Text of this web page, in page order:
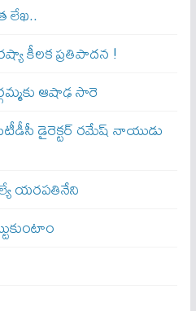
లేఖ..
కీలక ప్రతిపాదన !
ఆషాఢ సారె
డైరెక్టర్‌ రమేష్‌ నాయుడు
యరపతినేని